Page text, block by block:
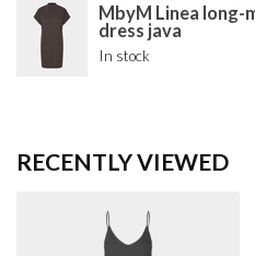
MbyM Linea long-
dress java
In stock
RECENTLY VIEWED